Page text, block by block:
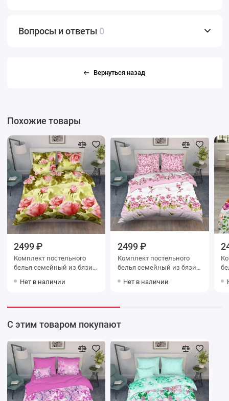
Вопросы и ответы 0
Вернуться назад
Похожие товары
2499 ₽
Комплект постельного
белья семейный из бязи с
Цветы Василиса
Нет в наличии
2499 ₽
Комплект постельного
белья семейный из бязи с
Цветы Василиса
Нет в наличии
белья
С этим товаром покупают